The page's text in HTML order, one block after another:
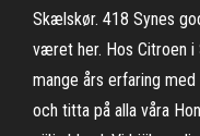
Skælskør. 418 Synes
været her. Hos Citroen
mange års erfaring
och titta på alla våra